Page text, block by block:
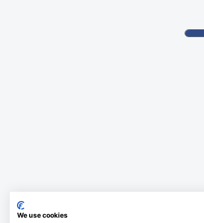
We use cookies